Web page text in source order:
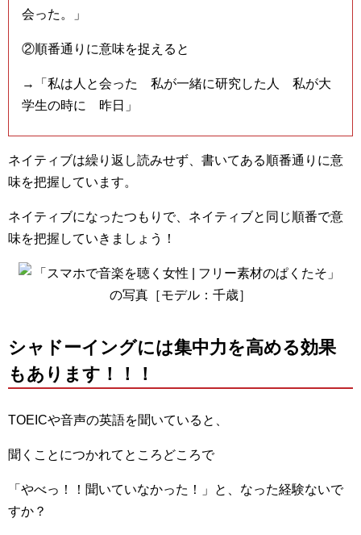
会った。」
②順番通りに意味を捉えると
→「私は人と会った 私が一緒に研究した人 私が大
学生の時に 昨日」
ネイティブは繰り返し読みせず、書いてある順番通りに意
味を把握しています。
ネイティブになったつもりで、ネイティブと同じ順番で意
味を把握していきましょう！
シャドーイングには集中力を高める効果
もあります！！！
TOEICや音声の英語を聞いていると、
聞くことにつかれてところどころで
「やべっ！！聞いていなかった！」と、なった経験ないで
すか？